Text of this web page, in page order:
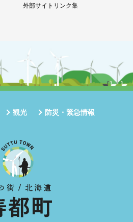
外部サイトリンク集
観光
防災・緊急情報